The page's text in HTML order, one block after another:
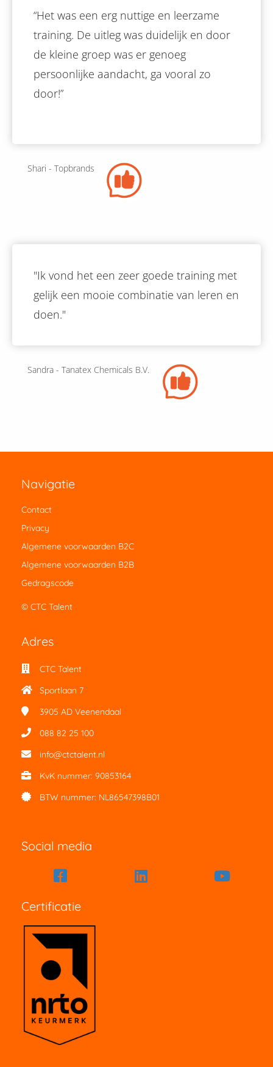
“Het was een erg nuttige en leerzame
training. De uitleg was duidelijk en door
de kleine groep was er genoeg
persoonlijke aandacht, ga vooral zo
door!”
Shari - Topbrands
"Ik vond het een zeer goede training met
gelijk een mooie combinatie van leren en
doen."
Sandra - Tanatex Chemicals B.V.
Navigatie
Contact
Privacy
Algemene voorwaarden B2C
Algemene voorwaarden B2B
Gedragscode
© CTC Talent
Adres
CTC Talent
Sportlaan 7
3905 AD Veenendaal
088 82 25 100
info@ctctalent.nl
KvK nummer: 90853164
BTW nummer: NL86547398B01
Social media
Certificatie